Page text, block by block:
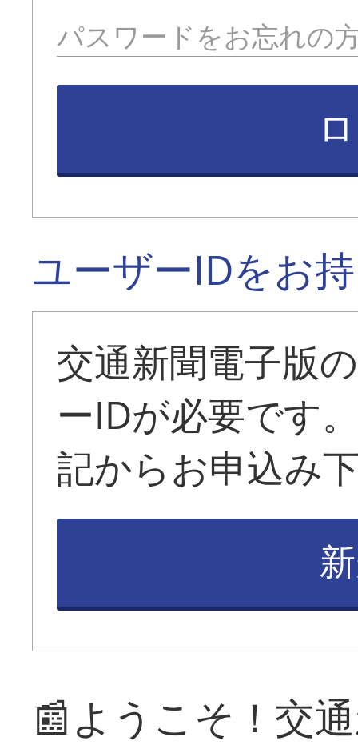
パスワードをお忘れの
ユーザーIDをお
交通新聞電子版
ーIDが必要です
記からお申込み
📰ようこそ！交